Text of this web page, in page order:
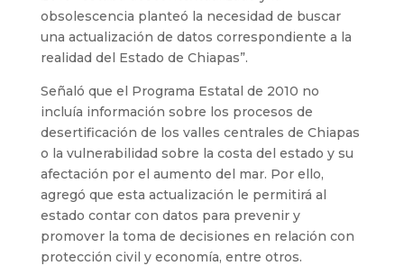
obsolescencia planteó la necesidad de buscar
una actualización de datos correspondiente a la
realidad del Estado de Chiapas”.
Señaló que el Programa Estatal de 2010 no
incluía información sobre los procesos de
desertificación de los valles centrales de Chiapas
o la vulnerabilidad sobre la costa del estado y su
afectación por el aumento del mar. Por ello,
agregó que esta actualización le permitirá al
estado contar con datos para prevenir y
promover la toma de decisiones en relación con
protección civil y economía, entre otros.